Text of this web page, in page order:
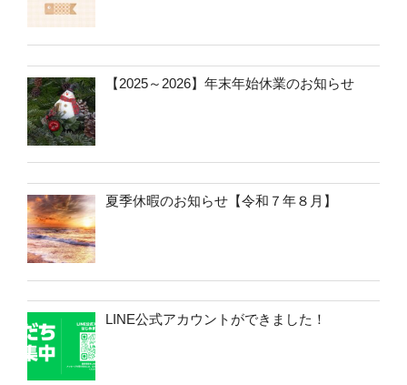
【2025～2026】年末年始休業のお知らせ
夏季休暇のお知らせ【令和７年８月】
LINE公式アカウントができました！